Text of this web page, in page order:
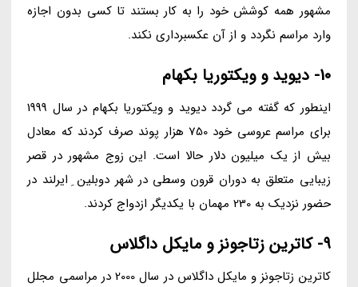
مشهور همه کوشش خود را به کار بستند تا کسی بدون اجازه
وارد مراسم نگردد و از آن عکسبرداری نکند.
10- دیوید و ویکتوریا بکهام
اینطور که گفته می گردد دیوید و ویکتوریا بکهام در سال 1999
برای مراسم عروسی خود 750 هزار پوند صرف کردند که معادل
بیش از یک میلیون دلار حالا است. این زوج مشهور در قصر
زیبایی متعلق به دوران قرون وسطی در شهر دوبلین ِ ایرلند در
حضور نزدیک به 230 مهمان با یکدیگر ازدواج کردند.
9- کاترین زتاجونز و مایکل داگلاس
کاترین زتاجونز و مایکل داگلاس در سال 2000 در مراسمی مجلل